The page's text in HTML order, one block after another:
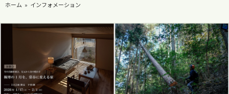
ホーム インフォメーション